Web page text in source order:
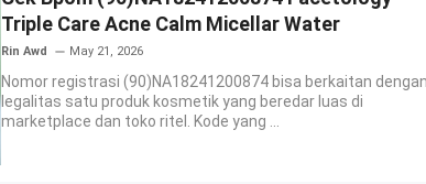
Triple Care Acne Calm Micellar Water
Rin Awd May 21, 2026
Nomor registrasi (90)NA18241200874 bisa berkaitan dengan
legalitas satu produk kosmetik yang beredar luas di
marketplace dan toko ritel. Kode yang ...